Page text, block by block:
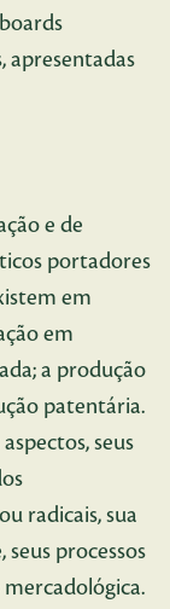
apresentadas
e de
portadores
em
em
a produção
patentária.
seus
radicais, sua
processos